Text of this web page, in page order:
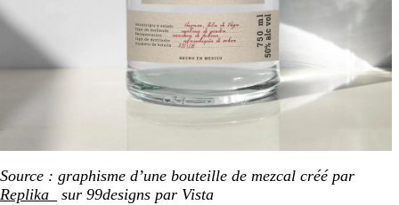
Source : graphisme d’une bouteille de mezcal créé par
Replika_
sur 99designs par Vista